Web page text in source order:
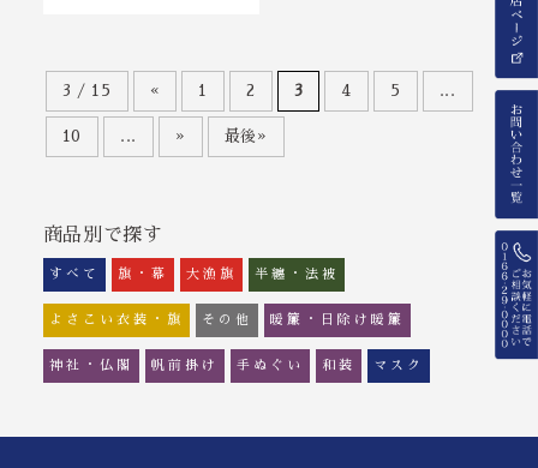
3 / 15 « 1 2 3 4 5
10 » 最後»
商品別で探す
すべて 旗・幕 大漁旗 半纏・法被
よさこい衣装・旗 その他 暖簾・日除け暖簾
神社・仏閣 帆前掛け 手ぬぐい 和装 マスク